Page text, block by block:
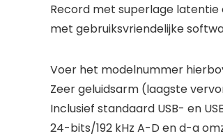
Record met superlage latentie
met gebruiksvriendelijke
Voer het modelnummer
Zeer geluidsarm (laagste
Inclusief standaard USB- en
24-bits/192 kHz A-D en d-a